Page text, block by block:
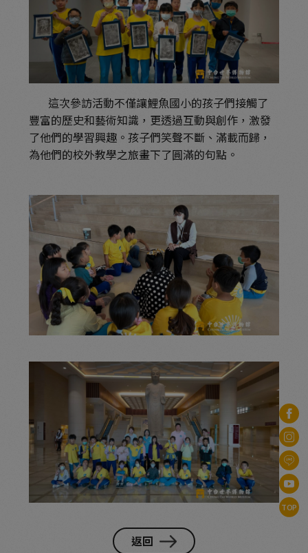
這次參訪活動不僅讓鯉魚國小的孩子們接觸了
豐富的歷史和藝術知識，更透過互動與創作，激發
了他們的學習興趣。孩子們笑聲不斷、滿載而歸，
為他們的校外教學之旅畫下了圓滿的句點。
返回
TOP